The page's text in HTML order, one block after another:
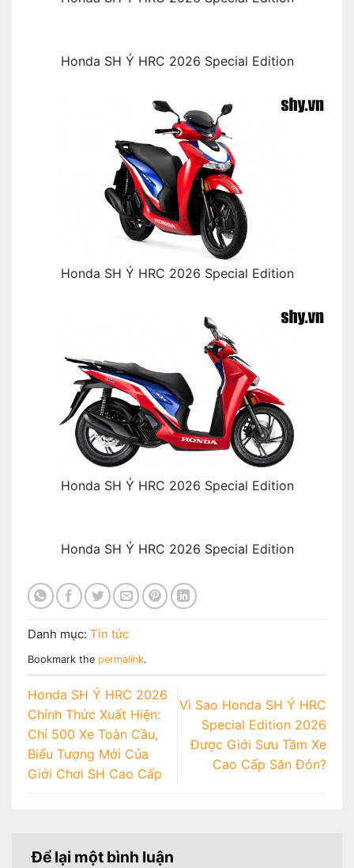
Honda SH Ý HRC 2026 Special Edition
Honda SH Ý HRC 2026 Special Edition
Honda SH Ý HRC 2026 Special Edition
Honda SH Ý HRC 2026 Special Edition
Danh mục: Tin tức
Bookmark the permalink.
Honda SH Ý HRC 2026
Chính Thức Xuất Hiện:
Chỉ 500 Xe Toàn Cầu,
Biểu Tượng Mới Của
Giới Chơi SH Cao Cấp
Vì Sao Honda SH Ý HRC
Special Edition 2026
Được Giới Sưu Tầm Xe
Cao Cấp Săn Đón?
Để lại một bình luận